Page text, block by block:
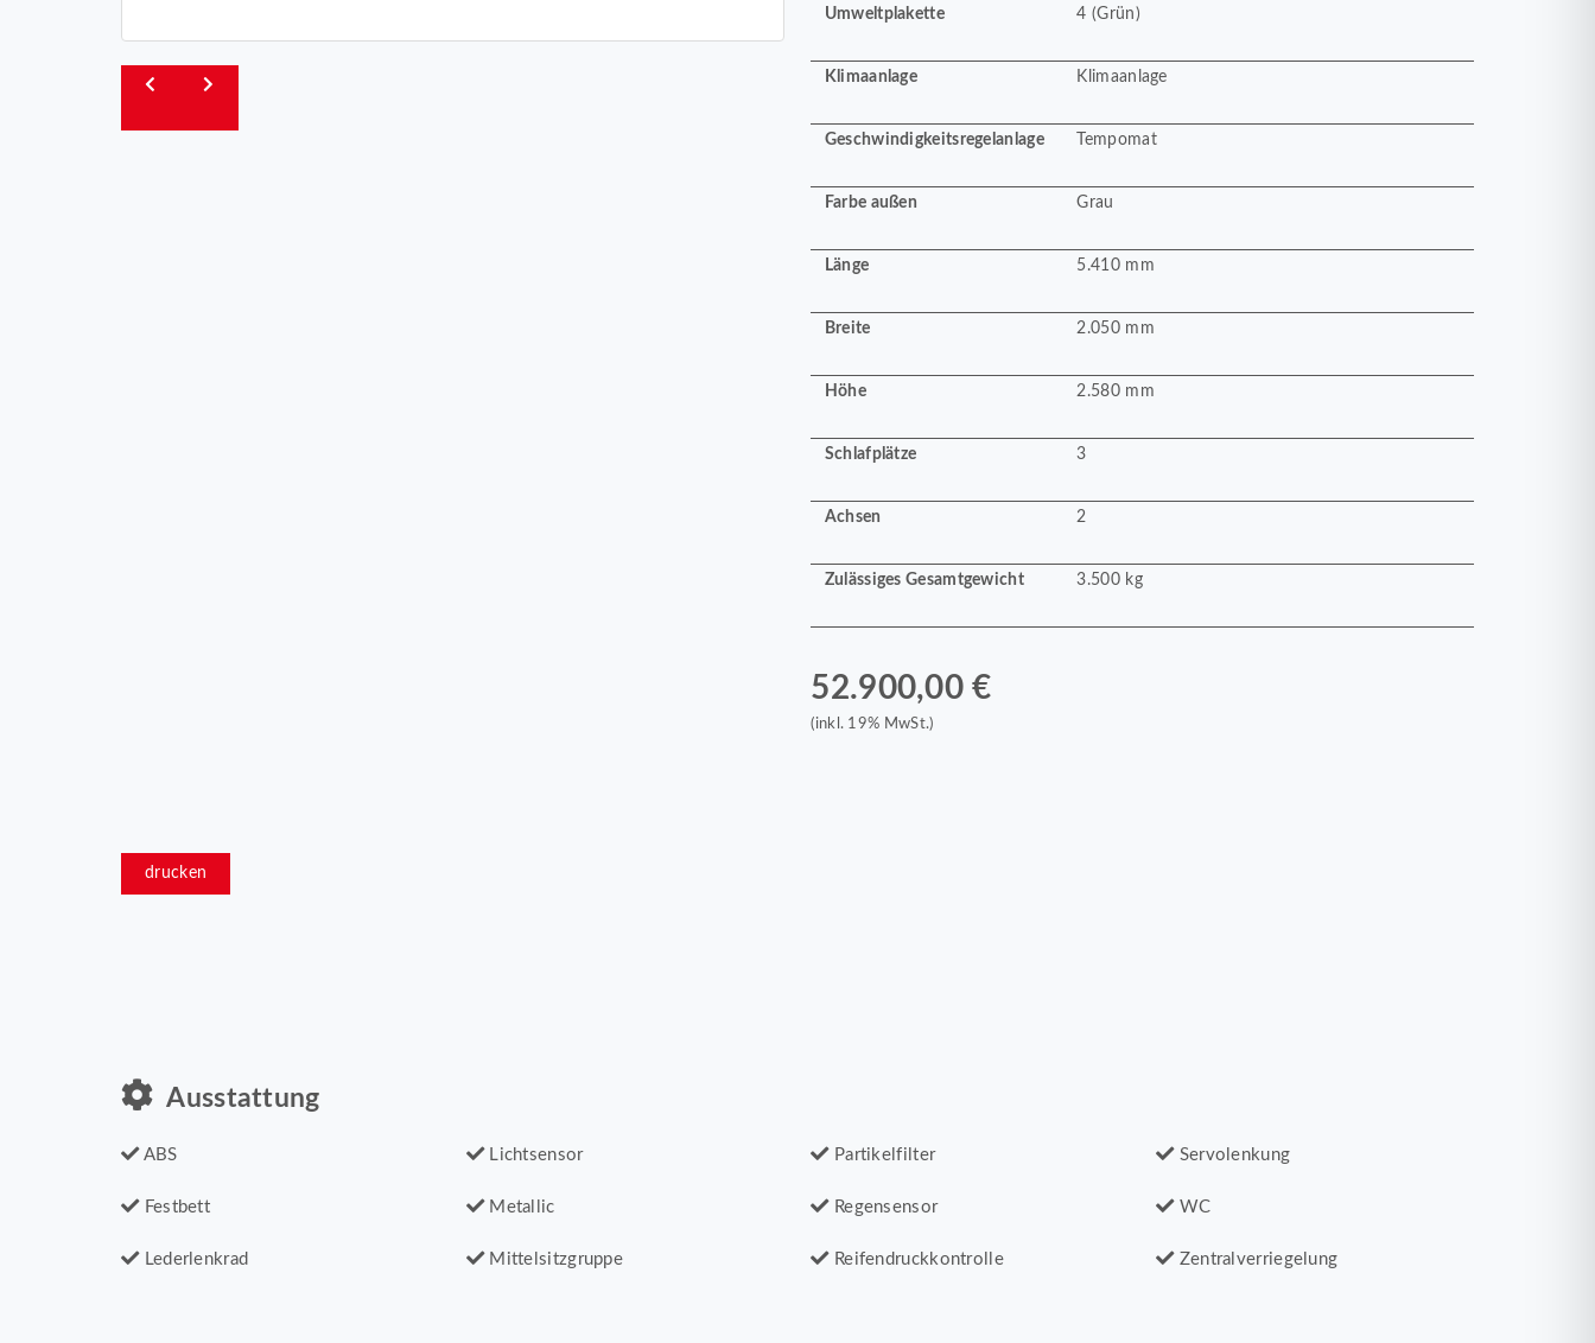
Umweltplakette 4 (Grün)
Klimaanlage Klimaanlage
Geschwindigkeitsregelanlage Tempomat
Farbe außen Grau
Länge 5.410 mm
Breite 2.050 mm
Höhe 2.580 mm
Schlafplätze 3
Achsen 2
Zulässiges Gesamtgewicht 3.500 kg
52.900,00 €
(inkl. 19% MwSt.)
drucken
Ausstattung
ABS
Festbett
Lederlenkrad
Lichtsensor
Metallic
Mittelsitzgruppe
Partikelfilter
Regensensor
Reifendruckkontrolle
Servolenkung
WC
Zentralverriegelung